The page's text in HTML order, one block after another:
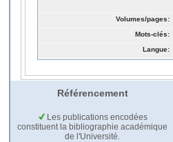
Volumes/pages:
Mots-clés:
Langue:
Référencement
Les publications encodées
constituent la bibliographie académique
de l'Université.